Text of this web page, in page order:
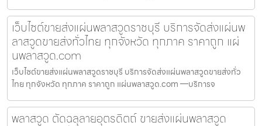
เว็บไซต์ขายส่งแผ่นพลาสวูดราชบุรี บริการจัดส่งแผ่นพ
ลาสวูดขายส่งทั่วไทย ทุกจังหวัด ทุกภาค ราคาถูก แผ่
นพลาสวูด.com
เว็บไซต์ขายส่งแผ่นพลาสวูดราชบุรี บริการจัดส่งแผ่นพลาสวูดขายส่งทั่ว
ไทย ทุกจังหวัด ทุกภาค ราคาถูก แผ่นพลาสวูด.com —บริการจ
พลาสวูด ตัดฉลุลายอุตรดิตถ์ ขายส่งแผ่นพลาสวูด